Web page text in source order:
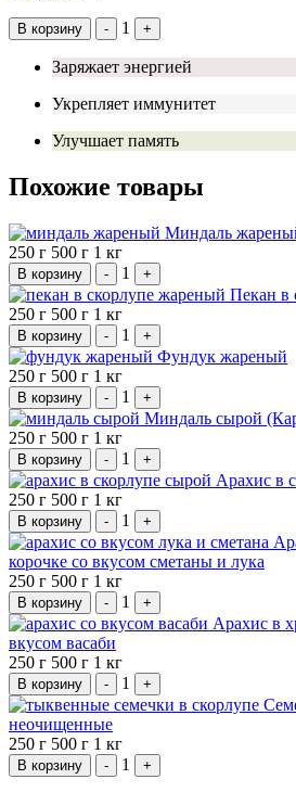
В корзину - 1 +
Заряжает энергией
Укрепляет иммунитет
Улучшает память
Похожие товары
Миндаль
250 г 500 г 1 кг
В корзину - 1 +
Пекан в
250 г 500 г 1 кг
В корзину - 1 +
Фундук жареный
250 г 500 г 1 кг
В корзину - 1 +
Миндаль сырой
250 г 500 г 1 кг
В корзину - 1 +
Арахис в
250 г 500 г 1 кг
В корзину - 1 +
корочке со вкусом сметаны и лука
250 г 500 г 1 кг
В корзину - 1 +
Арахис в
вкусом васаби
250 г 500 г 1 кг
В корзину - 1 +
неочищенные
250 г 500 г 1 кг
В корзину - 1 +